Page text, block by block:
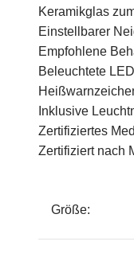
Keramikglas
Einstellbarer
Empfohlene
Beleuchtete
Inklusive
Zertifiziertes
Zertifiziert nach
Größe: